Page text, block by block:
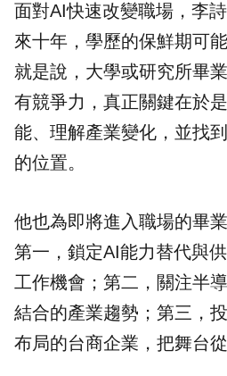
面對AI快速改變職場，李
來十年，學歷的保鮮期可
就是說，大學或研究所畢
有競爭力，真正關鍵在於
能、理解產業變化，並找
的位置。
他也為即將進入職場的畢
第一，鎖定AI能力替代與
工作機會；第二，關注半
結合的產業趨勢；第三，
布局的台商企業，把舞台